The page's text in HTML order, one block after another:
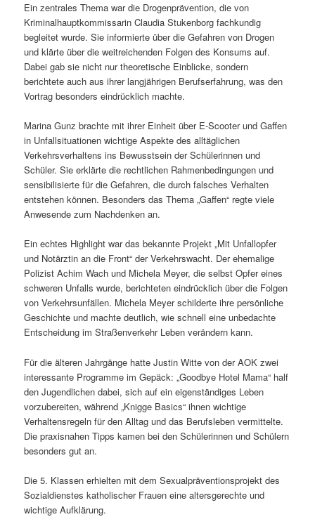
Ein zentrales Thema war die Drogenprävention, die von
Kriminalhauptkommissarin Claudia Stukenborg fachkundig
begleitet wurde. Sie informierte über die Gefahren von Drogen
und klärte über die weitreichenden Folgen des Konsums auf.
Dabei gab sie nicht nur theoretische Einblicke, sondern
berichtete auch aus ihrer langjährigen Berufserfahrung, was den
Vortrag besonders eindrücklich machte.
Marina Gunz brachte mit ihrer Einheit über E-Scooter und Gaffen
in Unfallsituationen wichtige Aspekte des alltäglichen
Verkehrsverhaltens ins Bewusstsein der Schülerinnen und
Schüler. Sie erklärte die rechtlichen Rahmenbedingungen und
sensibilisierte für die Gefahren, die durch falsches Verhalten
entstehen können. Besonders das Thema „Gaffen“ regte viele
Anwesende zum Nachdenken an.
Ein echtes Highlight war das bekannte Projekt „Mit Unfallopfer
und Notärztin an die Front“ der Verkehrswacht. Der ehemalige
Polizist Achim Wach und Michela Meyer, die selbst Opfer eines
schweren Unfalls wurde, berichteten eindrücklich über die Folgen
von Verkehrsunfällen. Michela Meyer schilderte ihre persönliche
Geschichte und machte deutlich, wie schnell eine unbedachte
Entscheidung im Straßenverkehr Leben verändern kann.
Für die älteren Jahrgänge hatte Justin Witte von der AOK zwei
interessante Programme im Gepäck: „Goodbye Hotel Mama“ half
den Jugendlichen dabei, sich auf ein eigenständiges Leben
vorzubereiten, während „Knigge Basics“ ihnen wichtige
Verhaltensregeln für den Alltag und das Berufsleben vermittelte.
Die praxisnahen Tipps kamen bei den Schülerinnen und Schülern
besonders gut an.
Die 5. Klassen erhielten mit dem Sexualpräventionsprojekt des
Sozialdienstes katholischer Frauen eine altersgerechte und
wichtige Aufklärung.